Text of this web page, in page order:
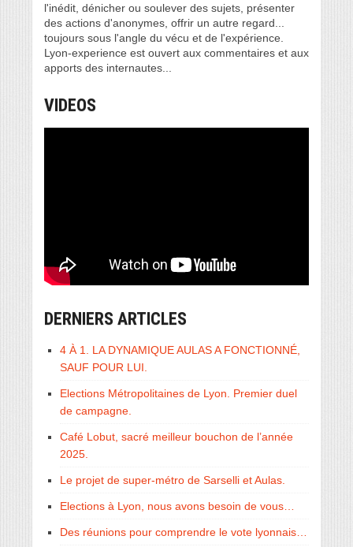
l'inédit, dénicher ou soulever des sujets, présenter
des actions d'anonymes, offrir un autre regard...
toujours sous l'angle du vécu et de l'expérience.
Lyon-experience est ouvert aux commentaires et aux
apports des internautes...
VIDEOS
DERNIERS ARTICLES
4 À 1. LA DYNAMIQUE AULAS A FONCTIONNÉ,
SAUF POUR LUI.
Elections Métropolitaines de Lyon. Premier duel
de campagne.
Café Lobut, sacré meilleur bouchon de l’année
2025.
Le projet de super-métro de Sarselli et Aulas.
Elections à Lyon, nous avons besoin de vous…
Des réunions pour comprendre le vote lyonnais…